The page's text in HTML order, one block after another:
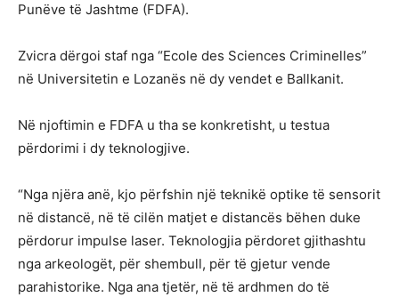
Punëve të Jashtme (FDFA).
Zvicra dërgoi staf nga “Ecole des Sciences Criminelles”
në Universitetin e Lozanës në dy vendet e Ballkanit.
Në njoftimin e FDFA u tha se konkretisht, u testua
përdorimi i dy teknologjive.
“Nga njëra anë, kjo përfshin një teknikë optike të sensorit
në distancë, në të cilën matjet e distancës bëhen duke
përdorur impulse laser. Teknologjia përdoret gjithashtu
nga arkeologët, për shembull, për të gjetur vende
parahistorike. Nga ana tjetër, në të ardhmen do të